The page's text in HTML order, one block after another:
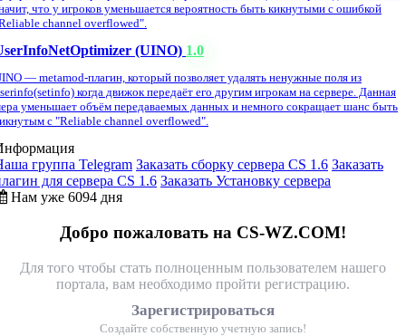
что у игроков уменьшается вероятность быть кикнутыми с ошибкой
channel overflowed".
(UINO) 1.0
— metamod-плагин, который позволяет удалять ненужные поля из
когда движок передаёт его другим игрокам на сервере. Данная
уменьшает объём передаваемых данных и немного сокращает шанс быть
с "Reliable channel overflowed".
группа Telegram Заказать сборку сервера CS 1.6 Заказать
для сервера CS 1.6 Заказать Установку сервера
Нам уже 6094 дня
Добро пожаловать на CS-WZ.COM!
Для того чтобы стать полноценным пользователем нашего
портала, вам необходимо пройти регистрацию.
Зарегистрироваться
Создайте собственную учетную запись!